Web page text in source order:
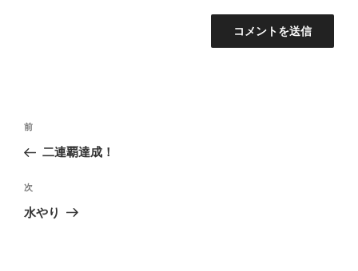
投
ナ
ビ
ゲ
前
の
稿
前
二連覇達成！
次
の
次
水やり